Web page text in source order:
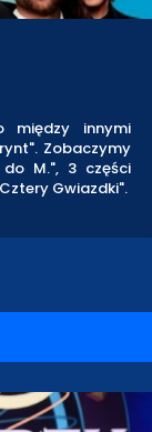
między innymi
Zobaczymy
M.", 3 części
Gwiazdki".